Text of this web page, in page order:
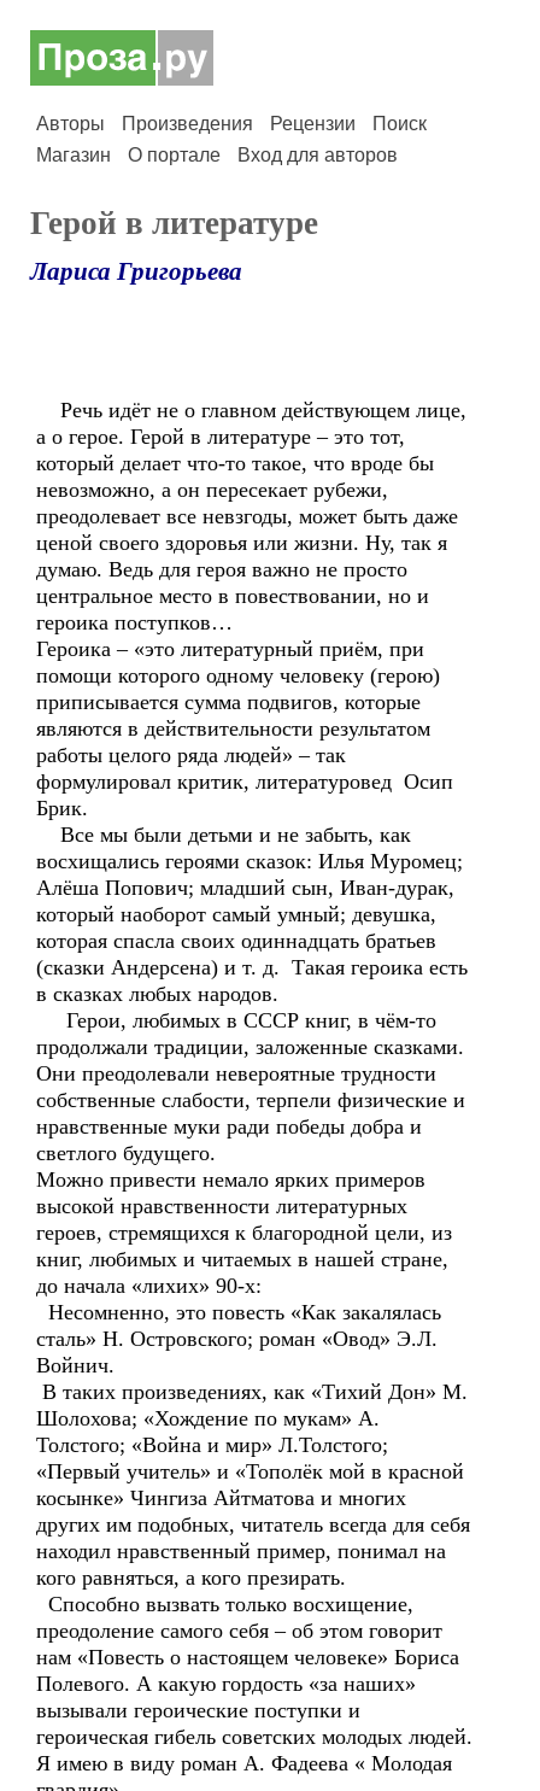
Авторы Произведения Рецензии
Поиск
Магазин
О портале Вход для авторов
Герой в литературе
Лариса Григорьева
Речь идёт не о главном действующем лице,
а о герое. Герой в литературе – это тот,
который делает что-то такое, что вроде бы
невозможно, а он пересекает рубежи,
преодолевает все невзгоды, может быть даже
ценой своего здоровья или жизни. Ну, так я
думаю. Ведь для героя важно не просто
центральное место в повествовании, но и
героика поступков…
Героика – «это литературный приём, при
помощи которого одному человеку (герою)
приписывается сумма подвигов, которые
являются в действительности результатом
работы целого ряда людей» – так
формулировал критик, литературовед Осип
Брик.
Все мы были детьми и не забыть, как
восхищались героями сказок: Илья Муромец;
Алёша Попович; младший сын, Иван-дурак,
который наоборот самый умный; девушка,
которая спасла своих одиннадцать братьев
(сказки Андерсена) и т. д. Такая героика есть
в сказках любых народов.
Герои, любимых в СССР книг, в чём-то
продолжали традиции, заложенные сказками.
Они преодолевали невероятные трудности
собственные слабости, терпели физические и
нравственные муки ради победы добра и
светлого будущего.
Можно привести немало ярких примеров
высокой нравственности литературных
героев, стремящихся к благородной цели, из
книг, любимых и читаемых в нашей стране,
до начала «лихих» 90-х:
Несомненно, это повесть «Как закалялась
сталь» Н. Островского; роман «Овод» Э.Л.
Войнич.
В таких произведениях, как «Тихий Дон» М.
Шолохова; «Хождение по мукам» А.
Толстого; «Война и мир» Л.Толстого;
«Первый учитель» и «Тополёк мой в красной
косынке» Чингиза Айтматова и многих
других им подобных, читатель всегда для себя
находил нравственный пример, понимал на
кого равняться, а кого презирать.
Способно вызвать только восхищение,
преодоление самого себя – об этом говорит
нам «Повесть о настоящем человеке» Бориса
Полевого. А какую гордость «за наших»
вызывали героические поступки и
героическая гибель советских молодых людей.
Я имею в виду роман А. Фадеева « Молодая